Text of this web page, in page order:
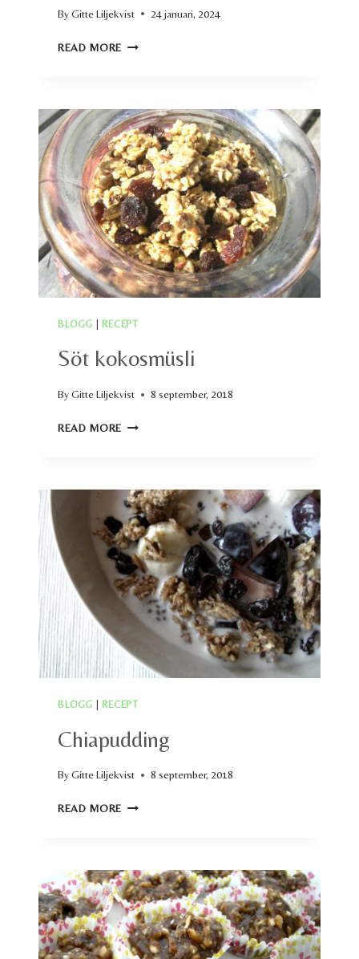
ByGitte Liljekvist 24 januari, 2024
READ MORE STÖDHEM
OCH
ALEX
BLOGG RECEPT
Söt kokosmüsli
ByGitte Liljekvist 8 september, 2018
READ MORE SÖT
BLOGG RECEPT
Chiapudding
ByGitte Liljekvist 8 september, 2018
READ MORE CHIAPUDDING